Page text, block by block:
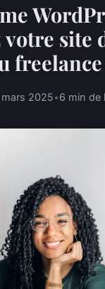
site
freelance
mars 2025•6 min de